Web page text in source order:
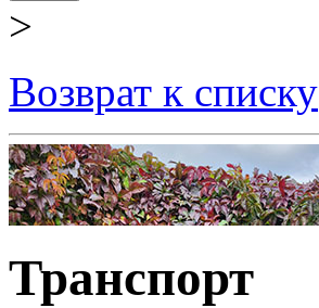
>
Возврат к списку
Транспорт